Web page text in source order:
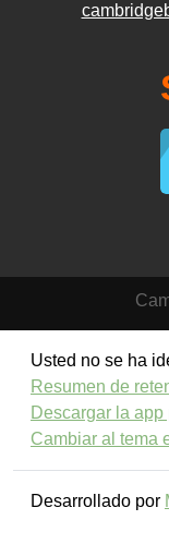
Usted no se ha
Resumen de
Descargar la
Cambiar al tema
Desarrollado por